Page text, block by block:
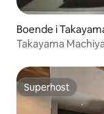
Boende i
Takayama
Superhost
Superhost